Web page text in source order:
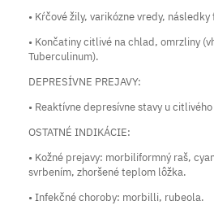
• Kŕčové žily, varikózne vredy,
• Končatiny citlivé na chlad, omrzliny
Tuberculinum).
DEPRESÍVNE PREJAVY:
• Reaktívne depresívne stavy u
OSTATNÉ INDIKÁCIE:
• Kožné prejavy: morbiliformný raš,
svrbením, zhoršené teplom lôžka.
• Infekčné choroby: morbilli, rubeola.